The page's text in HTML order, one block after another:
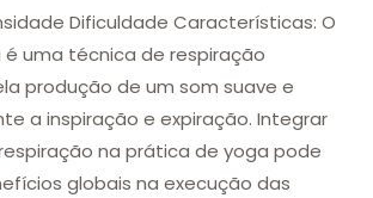
Dificuldade Características: O
é uma técnica de respiração
produção de um som suave e
a inspiração e expiração. Integrar
na prática de yoga pode
globais na execução das